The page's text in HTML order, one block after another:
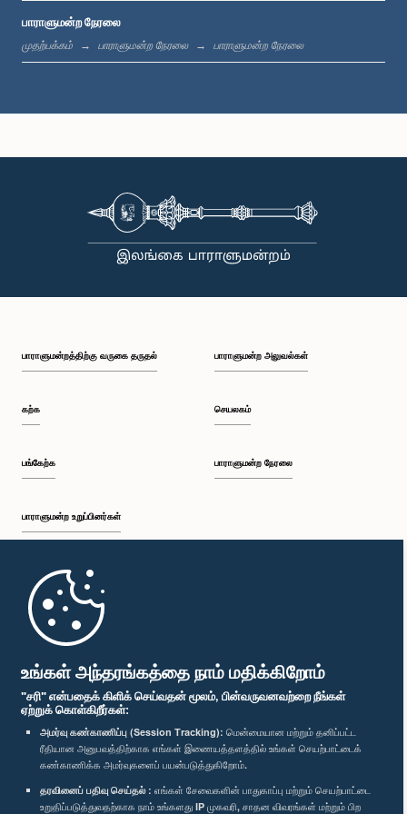
உங்கள் அந்தரங்கத்தை நாம் மதிக்கிறோம்
"சரி" என்பதைக் கிளிக் செய்வதன் மூலம், பின்வருவனவற்றை நீங்கள்
ஏற்றுக் கொள்கிறீர்கள்:
அமர்வு கண்காணிப்பு (Session Tracking): மென்மையான மற்றும் தனிப்பட்ட
ரீதியான அனுபவத்திற்காக எங்கள் இணையத்தளத்தில் உங்கள் செயற்பாட்டைக்
கண்காணிக்க அமர்வுகளைப் பயன்படுத்துகிறோம்.
தரவினைப் பதிவு செய்தல் : எங்கள் சேவைகளின் பாதுகாப்பு மற்றும் செயற்பாட்டை
உறுதிப்படுத்துவதற்காக நாம் உங்களது IP முகவரி, சாதன விவரங்கள் மற்றும் பிற
மு.ப. 11:37 - மு.ப. 11:45
மு.ப. 11:57 - பி.ப. 12:09
பி.ப. 12:09 - பி.ப. 12:18
பி.ப. 12:26 - பி.ப. 12:37
பி.ப. 12:56 - பி.ப. 1:07
பி.ப. 1:07 - பி.ப. 1:14
பி.ப. 1:14 - பி.ப. 1:22
பாராளுமன்ற நேரலை
முதற்பக்கம் பாராளுமன்ற நேரலை பாராளுமன்ற நேரலை
பாராளுமன்றத்திற்கு வருகை தருதல்
கற்க
பங்கேற்க
பாராளுமன்ற உறுப்பினர்கள்
முதற்பக்கம்
பாராளுமன்ற அலுவல்கள்
செயலகம்
பாராளுமன்ற நேரலை
பாராளுமன்ற கையடக்க செயலி
எம்மை பின்தொடர்க :
விருதுகள்